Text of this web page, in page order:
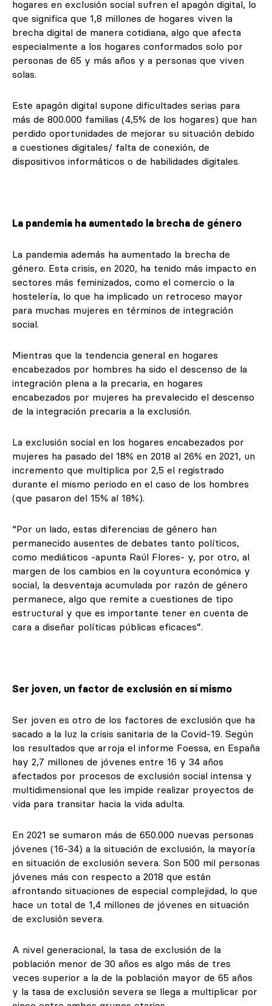
hogares en exclusión social sufren el apagón digital, lo
que significa que 1,8 millones de hogares viven la
brecha digital de manera cotidiana, algo que afecta
especialmente a los hogares conformados solo por
personas de 65 y más años y a personas que viven
solas.
Este apagón digital supone dificultades serias para
más de 800.000 familias (4,5% de los hogares) que han
perdido oportunidades de mejorar su situación debido
a cuestiones digitales/ falta de conexión, de
dispositivos informáticos o de habilidades digitales.
La pandemia ha aumentado la brecha de género
La pandemia además ha aumentado la brecha de
género. Esta crisis, en 2020, ha tenido más impacto en
sectores más feminizados, como el comercio o la
hostelería, lo que ha implicado un retroceso mayor
para muchas mujeres en términos de integración
social.
Mientras que la tendencia general en hogares
encabezados por hombres ha sido el descenso de la
integración plena a la precaria, en hogares
encabezados por mujeres ha prevalecido el descenso
de la integración precaria a la exclusión.
La exclusión social en los hogares encabezados por
mujeres ha pasado del 18% en 2018 al 26% en 2021, un
incremento que multiplica por 2,5 el registrado
durante el mismo periodo en el caso de los hombres
(que pasaron del 15% al 18%).
“Por un lado, estas diferencias de género han
permanecido ausentes de debates tanto políticos,
como mediáticos -apunta Raúl Flores- y, por otro, al
margen de los cambios en la coyuntura económica y
social, la desventaja acumulada por razón de género
permanece, algo que remite a cuestiones de tipo
estructural y que es importante tener en cuenta de
cara a diseñar políticas públicas eficaces”.
Ser joven, un factor de exclusión en sí mismo
Ser joven es otro de los factores de exclusión que ha
sacado a la luz la crisis sanitaria de la Covid-19. Según
los resultados que arroja el informe Foessa, en España
hay 2,7 millones de jóvenes entre 16 y 34 años
afectados por procesos de exclusión social intensa y
multidimensional que les impide realizar proyectos de
vida para transitar hacia la vida adulta.
En 2021 se sumaron más de 650.000 nuevas personas
jóvenes (16-34) a la situación de exclusión, la mayoría
en situación de exclusión severa. Son 500 mil personas
jóvenes más con respecto a 2018 que están
afrontando situaciones de especial complejidad, lo que
hace un total de 1,4 millones de jóvenes en situación
de exclusión severa.
A nivel generacional, la tasa de exclusión de la
población menor de 30 años es algo más de tres
veces superior a la de la población mayor de 65 años
y la tasa de exclusión severa se llega a multiplicar por